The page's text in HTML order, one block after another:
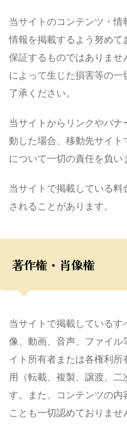
当サイトのコンテンツ・
情報を掲載するよう努め
保証するものではありま
によって生じた損害等の
了承ください。
当サイトからリンクやバ
動した場合、移動先サイ
について一切の責任を負い
当サイトで掲載している
されることがあります。
著作権・肖像権
当サイトで掲載している
像、動画、音声、ファイ
イト所有者または各権利
用（転載、複製、譲渡、
す。また、コンテンツの
ことも一切認めておりませ